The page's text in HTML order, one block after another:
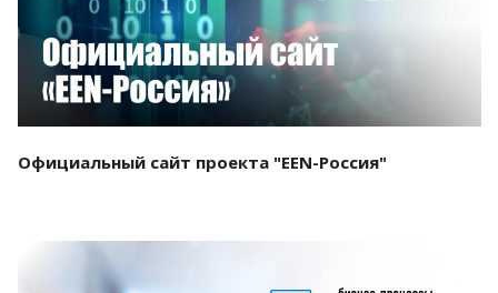
Официальный сайт проекта "EEN-Россия"